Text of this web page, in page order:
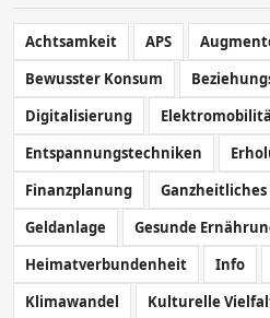
Achtsamkeit APS
Bewusster Konsum
Digitalisierung
Entspannungstechniken
Finanzplanung
Geldanlage
Gesunde
Heimatverbundenheit
Info
Klimawandel
Kulturelle